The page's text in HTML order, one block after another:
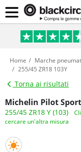
Home Marche
255/45 ZR18 103Y
Torna ai risultati
Michelin Pilot
255/45 ZR18 Y (103)
cercare un'altra misura